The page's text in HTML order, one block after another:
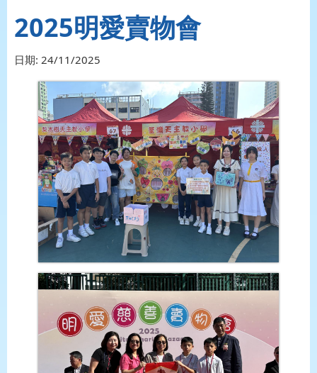
2025明愛賣物會
日期: 24/11/2025